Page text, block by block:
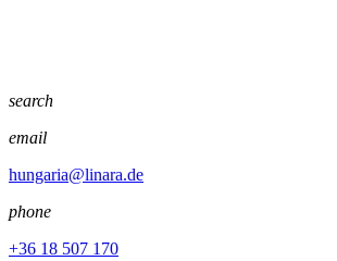
search
email
hungaria@linara.de
phone
+36 18 507 170